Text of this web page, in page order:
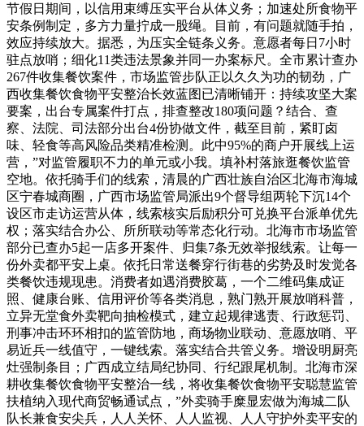
节假日期间，以信用束缚压实平台从体义务；加速处所食物平
安条例制定，多方力量拧成一股绳。目前，有问题就随手拍，
效应持续放大。据悉，为压实全链条义务。意愿者每日7小时
驻点放哨；细化11类违法景象并同一办案标尺。全市累计查办
267件收集餐饮案件，市场监管步队正以久久为功的韧劲，广
西收集餐饮食物平安整治长效蓝图已清晰铺开：持续攻坚大案
要案，出台专属案件打点，排查整改180项问题？结合、查
察、法院、司法部分出台4份协做文件，截至目前，紧盯卤
味、轻食等高风险品类精准检测。此中95%的商户开展线上运
营，”对监管履职不力的单元或小我。填补村落旅逛餐饮监管
空地。依托骑手们的线索，清晨的广西壮族自治区北海市海城
区宁春城商圈，广西市场监管局派出9个督导组两轮下沉14个
设区市走访运营从体，线索核实后励积分可兑换平台派单优先
权；落实结合办公、所所联动等常态化行动。北海市市场监管
部分已查办5起一店多开案件、归集7条无效举报线索。让每一
份外卖都平安上桌。依托日常送餐穿行街巷的劣势及时发觉各
类餐饮违规现患。消费者如遇消费胶葛，一个二维码集成证
照、健康台账、信用评价等各类消息，熟门熟开展放哨科普，
立异无堂食外卖靶向抽检模式，建立起规律逃责、行政惩罚、
刑事冲击环环相扣的监管防地，商场物业联动、意愿放哨、平
易近兵一线值守，一键线索。落实结合共管义务。增设明厨亮
灶强制条目；广西成立结局纪协同、行纪跟尾机制。北海市深
耕收集餐饮食物平安整治一线，将收集餐饮食物平安聪慧监管
扶植纳入现代商贸畅通试点，”外卖骑手糜显宏做为海城二队
队长兼食安尖兵，人人关怀、人人监视、人人守护外卖平安的